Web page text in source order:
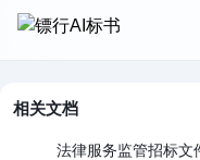
相关文档
法律服务监管招标文